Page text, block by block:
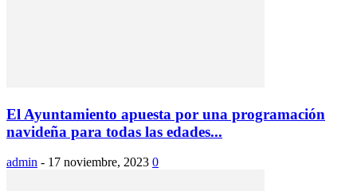
El Ayuntamiento apuesta por una programación
navideña para todas las edades...
admin - 17 noviembre, 2023 0